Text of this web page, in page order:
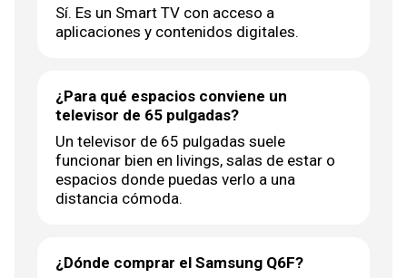
Sí. Es un Smart TV con acceso a
aplicaciones y contenidos digitales.
¿Para qué espacios conviene un
televisor de 65 pulgadas?
Un televisor de 65 pulgadas suele
funcionar bien en livings, salas de estar o
espacios donde puedas verlo a una
distancia cómoda.
¿Dónde comprar el Samsung Q6F?